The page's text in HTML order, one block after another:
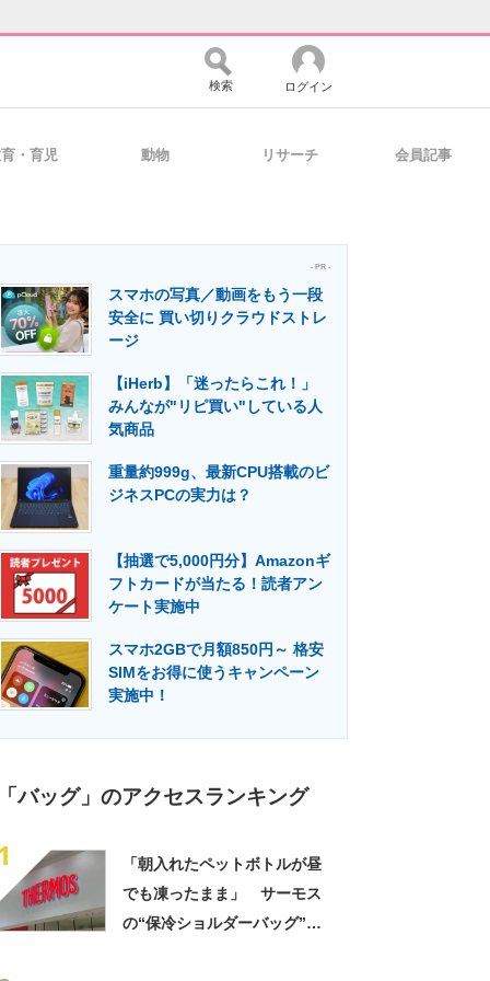
ミュニティ マーケ×ITの今がよく分かる
活用を支援
メディア 建設×テクノロジーの最前線
検索 ログイン
・育児 動物 リサーチ 会員記事
- PR -
スマホの写真／動画をもう一段
安全に 買い切りクラウドストレ
ージ
【iHerb】「迷ったらこれ！」
みんなが"リピ買い"している人
気商品
重量約999g、最新CPU搭載のビ
ジネスPCの実力は？
【抽選で5,000円分】Amazonギ
フトカードが当たる！読者アン
ケート実施中
スマホ2GBで月額850円～ 格安
SIMをお得に使うキャンペーン
実施中！
バッグ」のアクセスランキング
「朝入れたペットボトルが昼
でも凍ったまま」 サーモス
の“保冷ショルダーバッグ”が